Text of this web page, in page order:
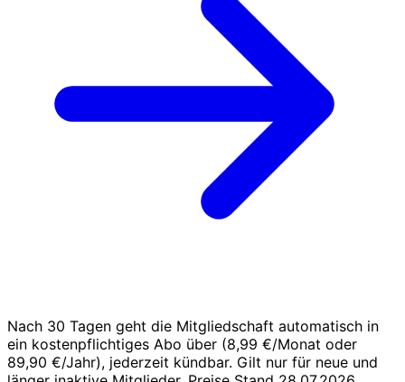
Nach 30 Tagen geht die Mitgliedschaft automatisch in
ein kostenpflichtiges Abo über (8,99 €/Monat oder
89,90 €/Jahr), jederzeit kündbar. Gilt nur für neue und